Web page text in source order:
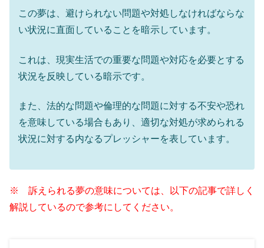
この夢は、避けられない問題や対処しなければならな
い状況に直面していることを暗示しています。
これは、現実生活での重要な問題や対応を必要とする
状況を反映している暗示です。
また、法的な問題や倫理的な問題に対する不安や恐れ
を意味している場合もあり、適切な対処が求められる
状況に対する内なるプレッシャーを表しています。
※ 訴えられる夢の意味については、以下の記事で詳しく
解説しているので参考にしてください。